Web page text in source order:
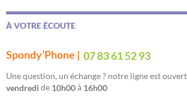
À VOTRE ÉCOUTE
Spondy’Phone | 07 83 61 52 93
Une question, un échange ? notre ligne est
vendredi de 10h00à 16h00